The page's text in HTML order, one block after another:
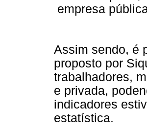
empresa
Assim sendo, é
proposto por
trabalhadores,
e privada,
indicadores
estatística.